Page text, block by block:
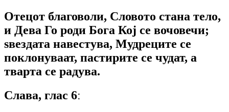
Отецот благоволи, Словото стана тело,
и Дева Го роди Бога Кој се вочовечи;
ѕвездата навестува, Мудреците се
поклонуваат, пастирите се чудат, а
тварта се радува.
Слава, глас 6ː